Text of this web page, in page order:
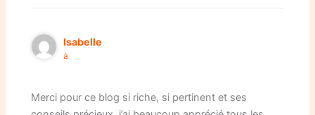
Isabelle
à
Merci pour ce blog si riche, si pertinent et ses